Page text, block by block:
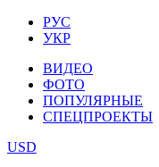
РУС
УКР
ВИДЕО
ФОТО
ПОПУЛЯРНЫЕ
СПЕЦПРОЕКТЫ
USD